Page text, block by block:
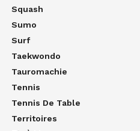
Squash
Sumo
Surf
Taekwondo
Tauromachie
Tennis
Tennis De Table
Territoires